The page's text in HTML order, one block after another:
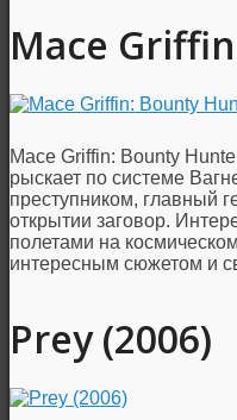
Mace
Mace Griffin: Bounty
рыскает по системе
преступником, главный
открытии заговор.
полетами на
интересным сюжетом и
Prey (2006)